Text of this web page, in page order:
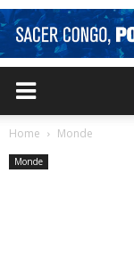
Home Monde
Monde